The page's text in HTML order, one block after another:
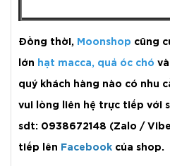
Đồng thời, Moonshop cũng
lớn hạt macca, quả óc chó và
quý khách hàng nào có nhu
vui lòng liên hệ trực tiếp với
sdt: 0938672148 (Zalo /
tiếp lên Facebook của shop.